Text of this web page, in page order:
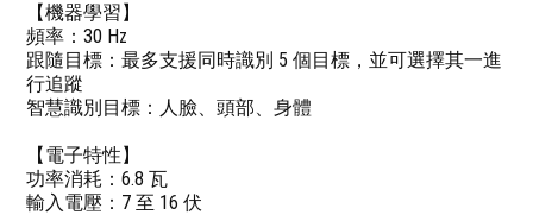
【機器學習】
頻率：30 Hz
跟隨目標：最多支援同時識別 5 個目標，並可選擇其一進
行追蹤
智慧識別目標：人臉、頭部、身體
【電子特性】
功率消耗：6.8 瓦
輸入電壓：7 至 16 伏